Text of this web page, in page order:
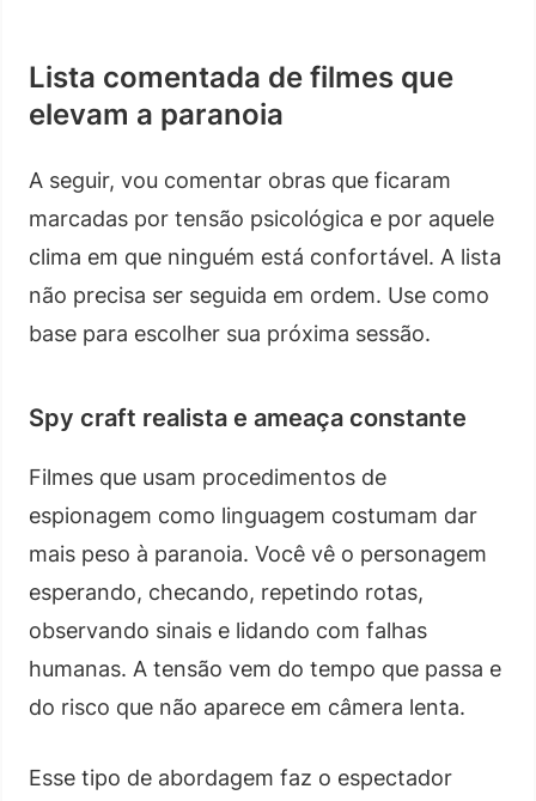
Lista comentada de filmes que
elevam a paranoia
A seguir, vou comentar obras que ficaram
marcadas por tensão psicológica e por aquele
clima em que ninguém está confortável. A lista
não precisa ser seguida em ordem. Use como
base para escolher sua próxima sessão.
Spy craft realista e ameaça constante
Filmes que usam procedimentos de
espionagem como linguagem costumam dar
mais peso à paranoia. Você vê o personagem
esperando, checando, repetindo rotas,
observando sinais e lidando com falhas
humanas. A tensão vem do tempo que passa e
do risco que não aparece em câmera lenta.
Esse tipo de abordagem faz o espectador